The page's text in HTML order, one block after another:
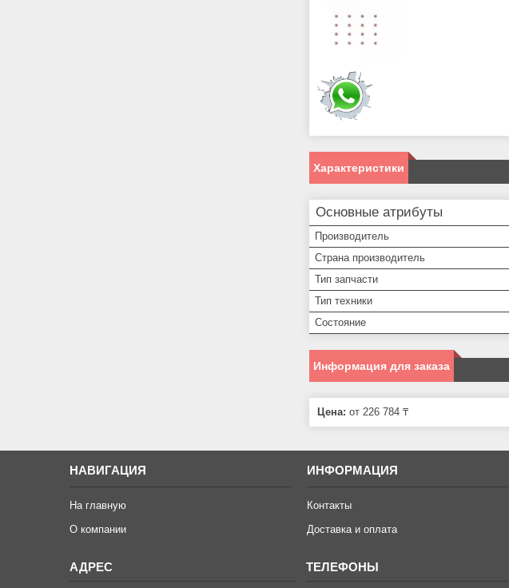
Характеристики
Основные атрибуты
Производитель
Страна производитель
Тип запчасти
Тип техники
Состояние
Информация для заказа
Цена: от 226 784 ₸
НАВИГАЦИЯ
На главную
О компании
ИНФОРМАЦИЯ
Контакты
Доставка и оплата